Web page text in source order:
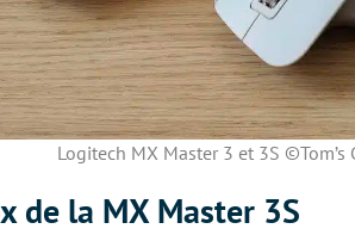
Logitech MX Master 3 et 3S ©Tom’s
de la MX Master 3S